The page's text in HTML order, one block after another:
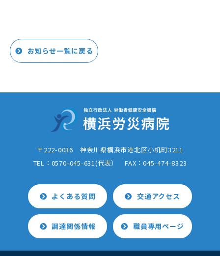
お知らせ一覧に戻る
〒222-0036 神奈川県横浜市港北区小机町3211
TEL：0570-045-631(代表） FAX：045-474-8323
よくある質問 交通アクセス
調達関係情報 職員専用ページ